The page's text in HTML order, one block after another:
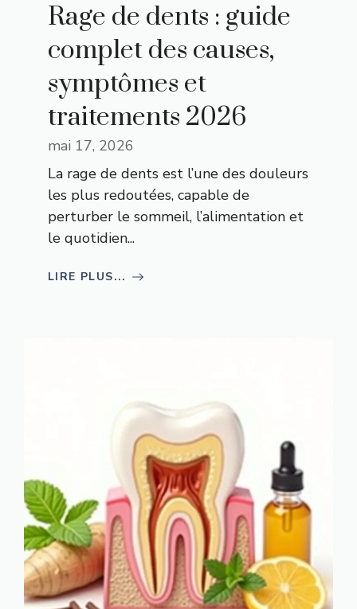
Rage de dents : guide
complet des causes,
symptômes et
traitements 2026
mai 17, 2026
La rage de dents est l’une des douleurs
les plus redoutées, capable de
perturber le sommeil, l’alimentation et
le quotidien...
LIRE PLUS...